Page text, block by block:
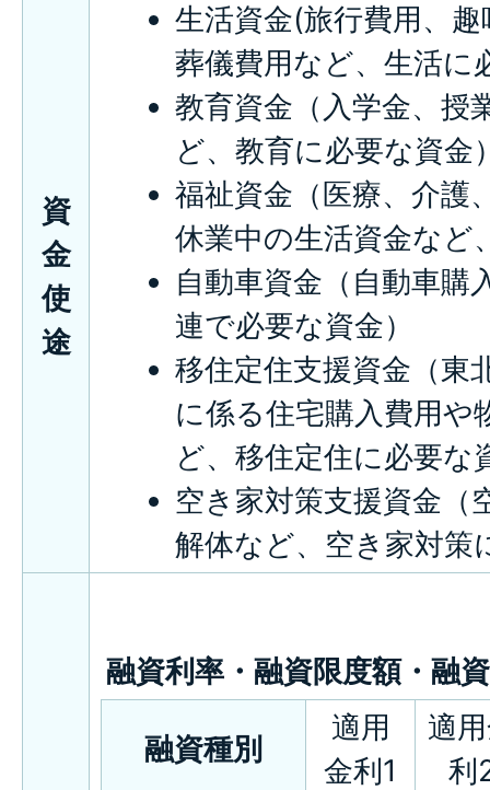
資
金
使
途
生活資金(旅行費用、
葬儀費用など、生活に
教育資金（入学金、授
ど、教育に必要な資金
福祉資金（医療、介護
休業中の生活資金など
自動車資金（自動車購
連で必要な資金）
移住定住支援資金（東
に係る住宅購入費用や
ど、移住定住に必要な
空き家対策支援資金（
解体など、空き家対策
融資利率・融資限度額・融
融資種別
適用
金利1
適
利